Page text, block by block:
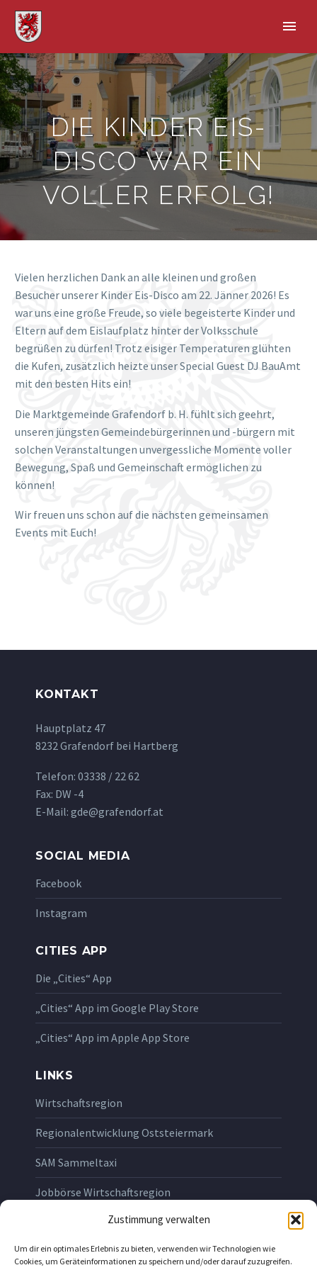
Zustimmung verwalten
Um dir ein optimales Erlebnis zu bieten, verwenden wir Technologien wie
Cookies, um Geräteinformationen zu speichern und/oder darauf zuzugreifen.
DIE KINDER EIS-
DISCO WAR EIN
VOLLER ERFOLG!
Vielen herzlichen Dank an alle kleinen und großen
Besucher unserer Kinder Eis-Disco am 22. Jänner 2026! Es
war uns eine große Freude, so viele begeisterte Kinder und
Eltern auf dem Eislaufplatz hinter der Volksschule
begrüßen zu dürfen! Trotz eisiger Temperaturen glühten
die Kufen, zusätzlich heizte unser Special Guest DJ BauAmt
mit den besten Hits ein!
Die Marktgemeinde Grafendorf b. H. fühlt sich geehrt,
unseren jüngsten Gemeindebürgerinnen und -bürgern mit
solchen Veranstaltungen unvergessliche Momente voller
Bewegung, Spaß und Gemeinschaft ermöglichen zu
können!
Wir freuen uns schon auf die nächsten gemeinsamen
Events mit Euch!
KONTAKT
Hauptplatz 47
8232 Grafendorf bei Hartberg
Telefon: 03338 / 22 62
Fax: DW -4
E-Mail: gde@grafendorf.at
SOCIAL MEDIA
Facebook
Instagram
CITIES APP
Die „Cities“ App
„Cities“ App im Google Play Store
„Cities“ App im Apple App Store
LINKS
Wirtschaftsregion
Regionalentwicklung Oststeiermark
SAM Sammeltaxi
Jobbörse Wirtschaftsregion
Impressum